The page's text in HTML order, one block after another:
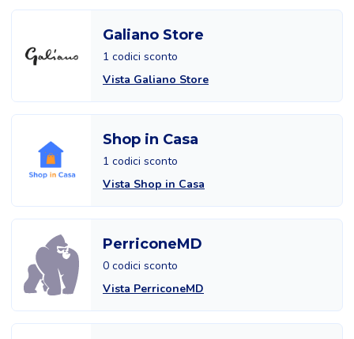
Galiano Store
1 codici sconto
Vista Galiano Store
Shop in Casa
1 codici sconto
Vista Shop in Casa
PerriconeMD
0 codici sconto
Vista PerriconeMD